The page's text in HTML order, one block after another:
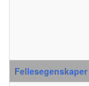
Fellesegenskaper